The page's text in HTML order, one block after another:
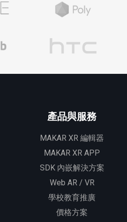
產品與服務
MAKAR XR 編輯器
MAKAR XR APP
SDK 內嵌解決方案
Web AR / VR
學校教育推廣
價格方案